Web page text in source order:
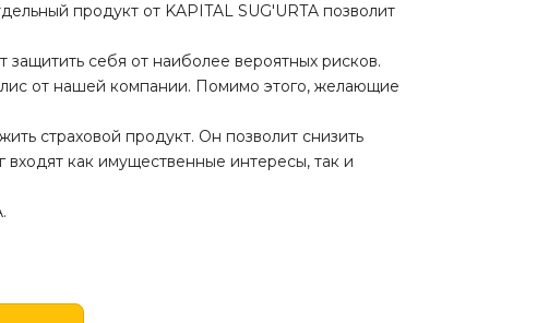
продукт от KAPITAL SUG'URTA позволит
себя от наиболее вероятных рисков.
от нашей компании. Помимо этого, желающие
страховой продукт. Он позволит снизить
как имущественные интересы, так и